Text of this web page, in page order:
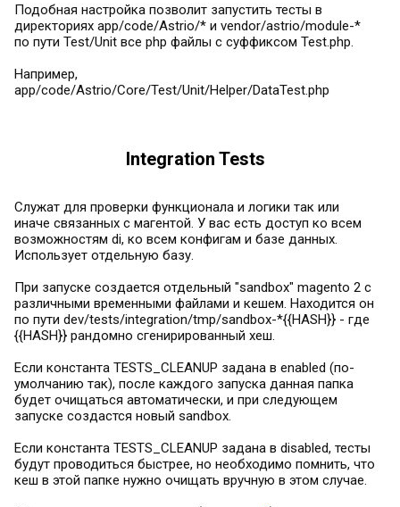
Подобная настройка позволит запустить тесты в
директориях app/code/Astrio/* и vendor/astrio/module-*
по пути Test/Unit все php файлы с суффиксом Test.php.
Например,
app/code/Astrio/Core/Test/Unit/Helper/DataTest.php
Integration Tests
Служат для проверки функционала и логики так или
иначе связанных с магентой. У вас есть доступ ко всем
возможностям di, ко всем конфигам и базе данных.
Использует отдельную базу.
При запуске создается отдельный "sandbox" magento 2 с
различными временными файлами и кешем. Находится он
по пути dev/tests/integration/tmp/sandbox-*{{HASH}} - где
{{HASH}} рандомно сгенирированный хеш.
Если константа TESTS_CLEANUP задана в enabled (по-
умолчанию так), после каждого запуска данная папка
будет очищаться автоматически, и при следующем
запуске создастся новый sandbox.
Если константа TESTS_CLEANUP задана в disabled, тесты
будут проводиться быстрее, но необходимо помнить, что
кеш в этой папке нужно очищать вручную в этом случае.